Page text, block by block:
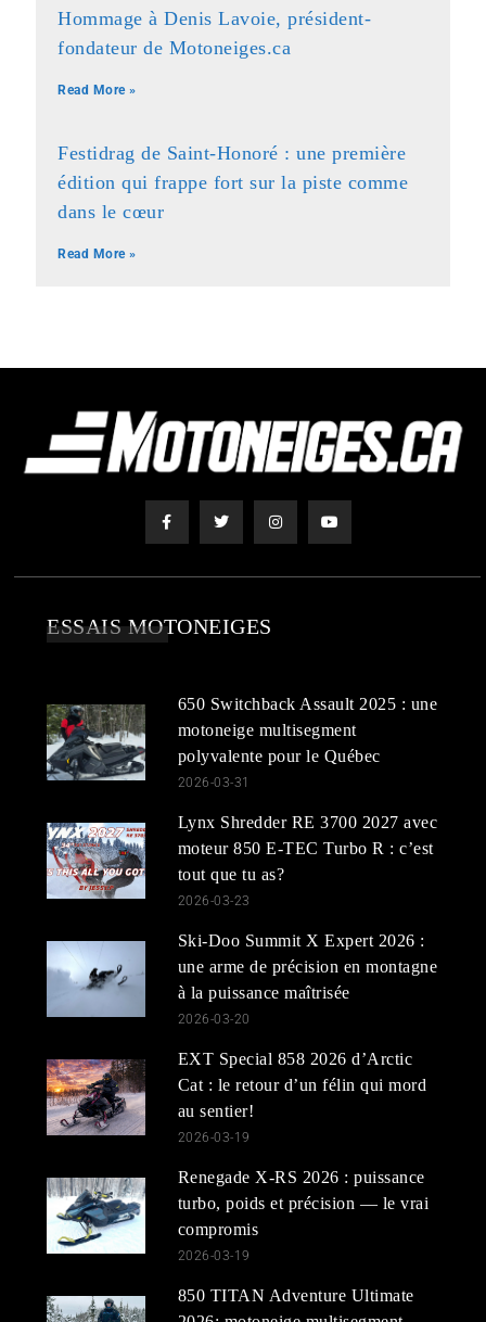
Hommage à Denis Lavoie, président-
fondateur de Motoneiges.ca
Read More »
Festidrag de Saint-Honoré : une première
édition qui frappe fort sur la piste comme
dans le cœur
Read More »
ESSAIS MOTONEIGES
650 Switchback Assault 2025 : une
motoneige multisegment
polyvalente pour le Québec
2026-03-31
Lynx Shredder RE 3700 2027 avec
moteur 850 E-TEC Turbo R : c’est
tout que tu as?
2026-03-23
Ski-Doo Summit X Expert 2026 :
une arme de précision en montagne
à la puissance maîtrisée
2026-03-20
EXT Special 858 2026 d’Arctic
Cat : le retour d’un félin qui mord
au sentier!
2026-03-19
Renegade X-RS 2026 : puissance
turbo, poids et précision — le vrai
compromis
2026-03-19
850 TITAN Adventure Ultimate